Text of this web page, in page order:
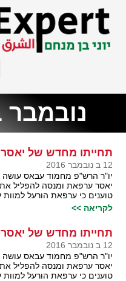
נובמבר ב12,
תחייתו מחדש של
12 ב נובמבר 2016
יו"ר הרש"פ מחמוד עבאס עושה
יאסר ערפאת ומנסה להפליל
טוענים כי ערפאת הורעל למוות
לקריאה >>
תחייתו מחדש של
12 ב נובמבר 2016
יו"ר הרש"פ מחמוד עבאס עושה
יאסר ערפאת ומנסה להפליל
טוענים כי ערפאת הורעל למוות